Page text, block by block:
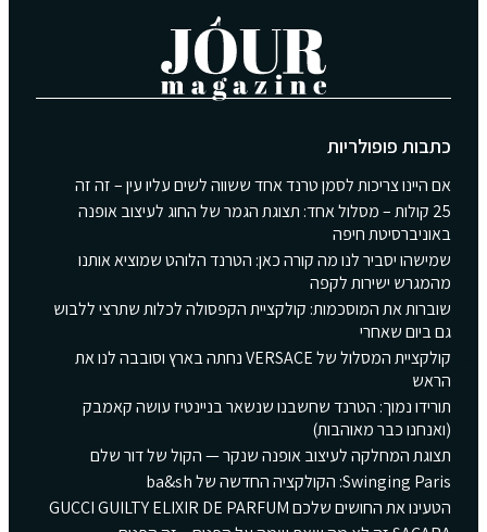
כתבות פופולריות
אם היינו צריכות לסמן טרנד אחד ששווה לשים עליו עין – זה זה
25 קולות – מסלול אחד: תצוגת הגמר של החוג לעיצוב אופנה
באוניברסיטת חיפה
שמישהו יסביר לנו מה קורה כאן: הטרנד הלוהט שמוציא אותנו
מהמגרש ישירות לקפה
שוברות את המוסכמות: קולקציית הקפסולה לכלות שתרצי ללבוש
גם ביום שאחרי
קולקציית המסלול של VERSACE נחתה בארץ וסובבה לנו את
הראש
תורידו נמוך: הטרנד שחשבנו שנשאר בניינטיז עושה קאמבק
(ואנחנו כבר מאוהבות)
תצוגת המחלקה לעיצוב אופנה שנקר — הקול של דור שלם
Swinging Paris: הקולקציה החדשה של ba&sh
הטעינו את החושים שלכם GUCCI GUILTY ELIXIR DE PARFUM